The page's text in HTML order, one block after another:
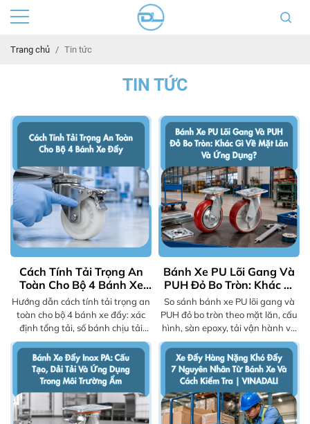
Trang chủ Tin tức
TIN TỨC
Cách Tính Tải Trọng An
Toàn Cho Bộ 4 Bánh Xe
Đẩy | VINADALI
Hướng dẫn cách tính tải trọng an
toàn cho bộ 4 bánh xe đẩy: xác
định tổng tải, số bánh chịu tải
thực, điều kiện vận hành và cách
đối chiếu thông số sản phẩm phù
hợp.
Bánh Xe PU Lõi Gang Và
PUH Đỏ Bo Tròn: Khác Gì
Về Mặt Lăn Và Ứng Dụng?
So sánh bánh xe PU lõi gang và
PUH đỏ bo tròn theo mặt lăn, cấu
hình, sàn epoxy, tải vận hành và
checklist chọn bánh phù hợp cho
xe đẩy công nghiệp tại kho
xưởng.